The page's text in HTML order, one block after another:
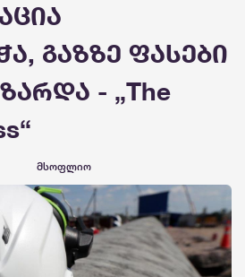
გაზზე ფასები
- „The
მსოფლიო